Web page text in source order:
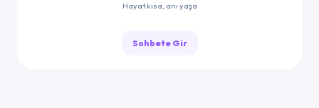
Hayat kısa, anı yaşa
Sohbete Gir